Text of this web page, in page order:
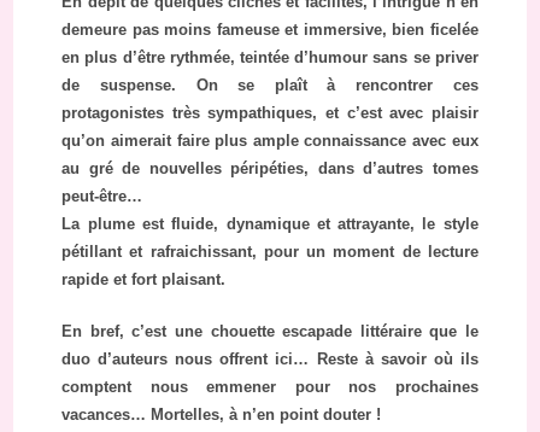
demeure pas moins fameuse et immersive, bien ficelée
en plus d’être rythmée, teintée d’humour sans se priver
de suspense. On se plaît à rencontrer ces
protagonistes très sympathiques, et c’est avec plaisir
qu’on aimerait faire plus ample connaissance avec eux
au gré de nouvelles péripéties, dans d’autres tomes
peut-être…
La plume est fluide, dynamique et attrayante, le style
pétillant et rafraichissant, pour un moment de lecture
rapide et fort plaisant.
En bref, c’est une chouette escapade littéraire que le
duo d’auteurs nous offrent ici… Reste à savoir où ils
comptent nous emmener pour nos prochaines
vacances… Mortelles, à n’en point douter !